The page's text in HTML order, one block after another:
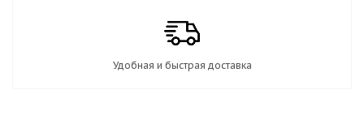
Удобная и быстрая доставка